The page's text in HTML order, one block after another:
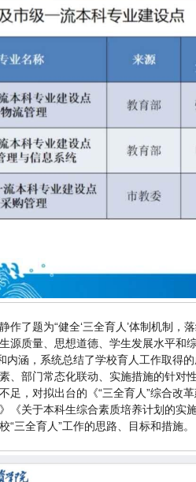
作了题为“健全‘三全育人’体制机制，
源质量、思想道德、学生发展水平和
内涵，系统总结了学校育人工作取得
、部门常态化联动、实施措施的针对
足，对拟出台的《“三全育人”综合改
《关于本科生综合素质培养计划的实
“三全育人”工作的思路、目标和措施。